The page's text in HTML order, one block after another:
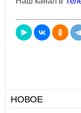
НОВОЕ